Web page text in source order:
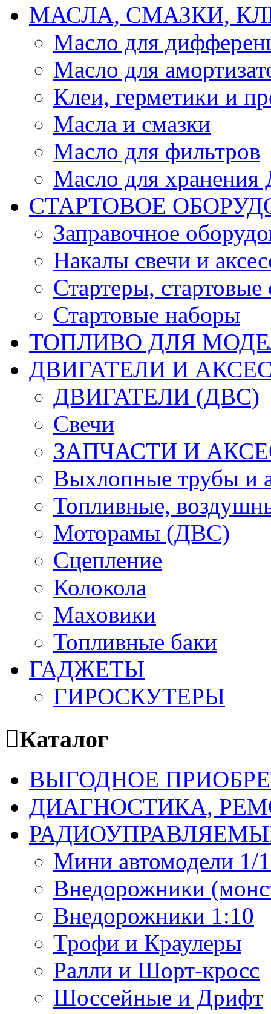
МАСЛА, СМАЗКИ,
Масло для
Масло для
Клеи, герметики и
Масла и смазки
Масло для фильтров
Масло для
СТАРТОВОЕ
Заправочное
Накалы свечи и
Стартеры, стартовые
Стартовые наборы
ТОПЛИВО ДЛЯ
ДВИГАТЕЛИ И
ДВИГАТЕЛИ (ДВС)
Свечи
ЗАПЧАСТИ И
Выхлопные трубы и
Топливные,
Моторамы (ДВС)
Сцепление
Колокола
Маховики
Топливные баки
ГАДЖЕТЫ
ГИРОСКУТЕРЫ
Каталог
ВЫГОДНОЕ
ДИАГНОСТИКА,
Мини автомодели 1/
Внедорожники
Внедорожники 1:10
Трофи и Краулеры
Ралли и Шорт-кросс
Шоссейные и Дрифт